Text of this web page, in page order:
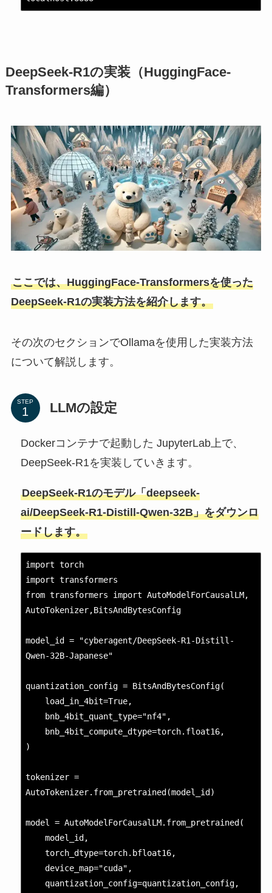
DeepSeek-R1の実装（HuggingFace-
Transformers編）
ここでは、HuggingFace-Transformersを使った
DeepSeek-R1の実装方法を紹介します。
その次のセクションでOllamaを使用した実装方法
について解説します。
STEP LLMの設定
Dockerコンテナで起動した JupyterLab上で、
DeepSeek-R1を実装していきます。
DeepSeek-R1のモデル「deepseek-
ai/DeepSeek-R1-Distill-Qwen-32B」をダウンロ
ードします。
import torch
import transformers
from transformers import AutoModelForCausalLM,
AutoTokenizer,BitsAndBytesConfig
model_id = "cyberagent/DeepSeek-R1-Distill-
Qwen-32B-Japanese"
quantization_config = BitsAndBytesConfig(
)
tokenizer =
AutoTokenizer.from_pretrained(model_id)
model = AutoModelForCausalLM.from_pretrained(